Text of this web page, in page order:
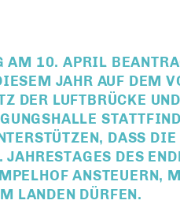
10. APRIL
JAHR AUF DEM
DER LUFTBRÜCKE
DASS
DES
ANSTEUERN,
LANDEN DÜRFEN.